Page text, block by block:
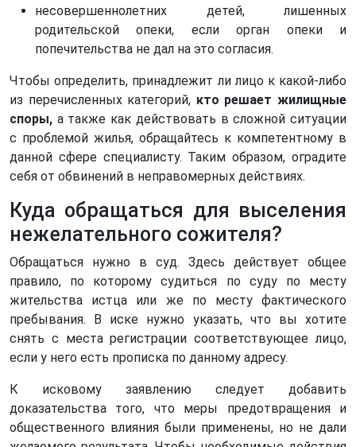
несовершеннолетних детей, лишенных
родительской опеки, если орган опеки и
попечительства не дал на это согласия.
Чтобы определить, принадлежит ли лицо к какой-либо
из перечисленных категорий, кто решает жилищные
споры, а также как действовать в сложной ситуации
с проблемой жилья, обращайтесь к компетентному в
данной сфере специалисту. Таким образом, оградите
себя от обвинений в неправомерных действиях.
Куда обращаться для выселения
нежелательного сожителя?
Обращаться нужно в суд. Здесь действует общее
правило, по которому судиться по суду по месту
жительства истца или же по месту фактического
пребывания. В иске нужно указать, что вы хотите
снять с места регистрации соответствующее лицо,
если у него есть прописка по данному адресу.
К исковому заявлению следует добавить
доказательства того, что меры предотвращения и
общественного влияния были применены, но не дали